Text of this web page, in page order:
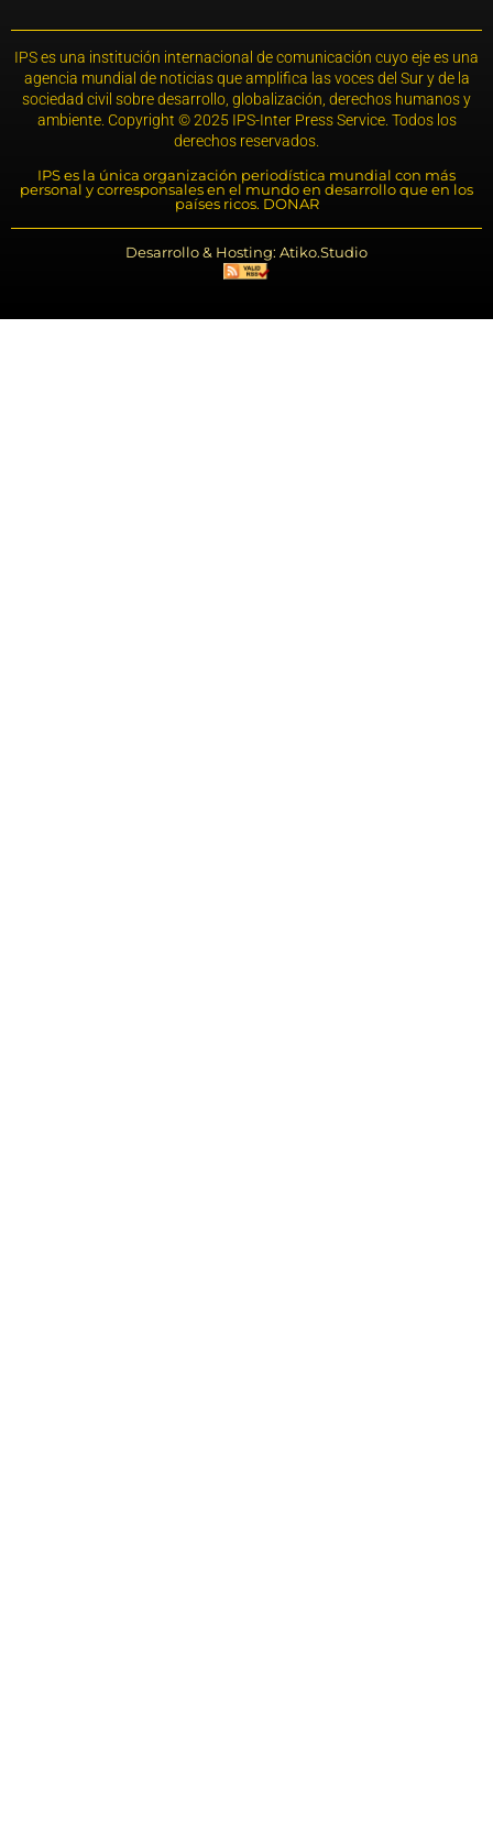
IPS es una institución internacional de comunicación cuyo eje es una
agencia mundial de noticias que amplifica las voces del Sur y de la
sociedad civil sobre desarrollo, globalización, derechos humanos y
ambiente. Copyright © 2025 IPS-Inter Press Service. Todos los
derechos reservados.
IPS es la única organización periodística mundial con más
personal y corresponsales en el mundo en desarrollo que en los
países ricos. DONAR
Desarrollo & Hosting: Atiko.Studio